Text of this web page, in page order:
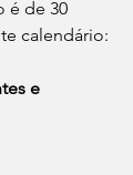
é de 30
calendário:
e